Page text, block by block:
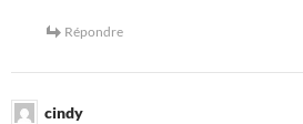
Répondre
cindy